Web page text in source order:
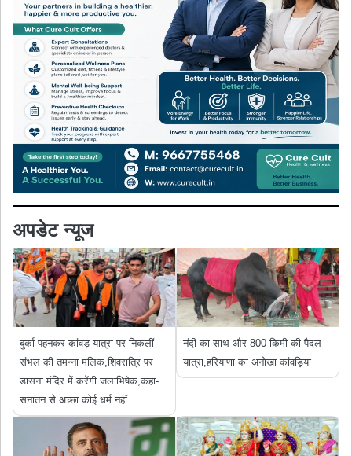
अपडेट न्यूज
बुर्का पहनकर कांवड़ यात्रा पर निकलीं
संभल की तमन्ना मलिक,शिवरात्रि पर
डासना मंदिर में करेंगी जलाभिषेक,कहा-
सनातन से अच्छा कोई धर्म नहीं
नंदी का साथ और 800 किमी की पैदल
यात्रा,हरियाणा का अनोखा कांवड़िया